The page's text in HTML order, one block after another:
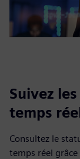
Suivez
temps
Consultez le
temps réel